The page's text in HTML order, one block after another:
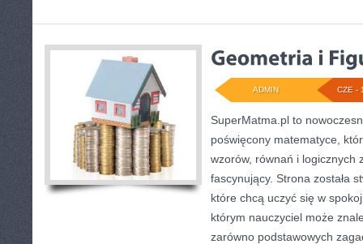
CZE -
ADMIN
SuperMatma.pl to
poświęcony matematyce,
wzorów, równań i logicznych
fascynujący. Strona została
które chcą uczyć się w
którym nauczyciel może
zarówno podstawowych